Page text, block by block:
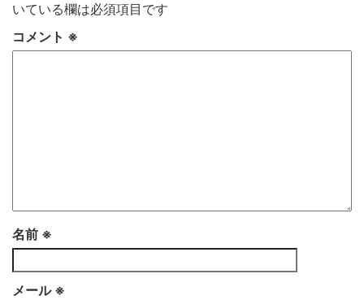
いている欄は必須項目です
コメント ※
名前 ※
メール ※